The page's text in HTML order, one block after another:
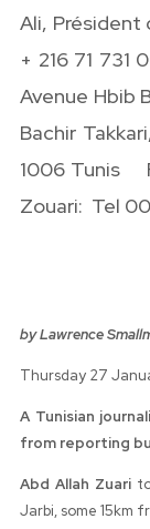
Ali, Président
+ 216 71
Avenue Hbib
Bachir
1006 Tunis
Zouari: Tel
by Lawrence
Thursday 27
A Tunisian
from reporting
Abd Allah Zuari
Jarbi, some 15km